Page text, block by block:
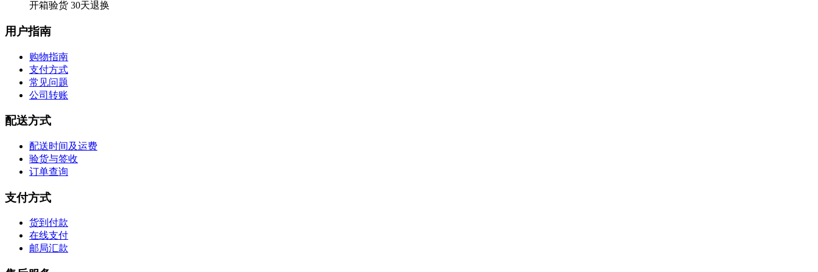
开箱验货 30天退换
用户指南
购物指南
支付方式
常见问题
公司转账
配送方式
配送时间及运费
验货与签收
订单查询
支付方式
货到付款
在线支付
邮局汇款